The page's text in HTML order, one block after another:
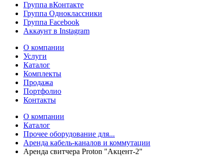
Группа вКонтакте
Группа Одноклассники
Группа Facebook
Аккаунт в Instagram
О компании
Услуги
Каталог
Комплекты
Продажа
Портфолио
Контакты
О компании
Каталог
Прочее оборудование для...
Аренда кабель-каналов и коммутации
Аренда свитчера Proton "Акцент-2"